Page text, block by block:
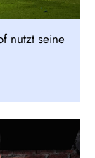
nutzt seine